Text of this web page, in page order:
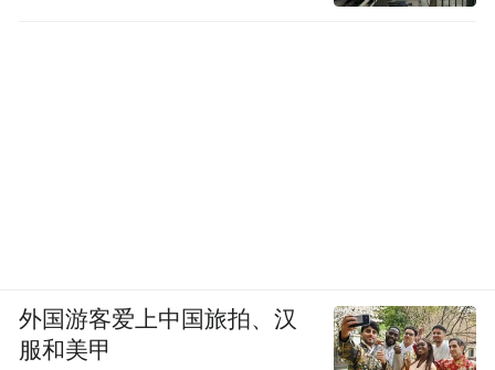
外国游客爱上中国旅拍、汉
服和美甲